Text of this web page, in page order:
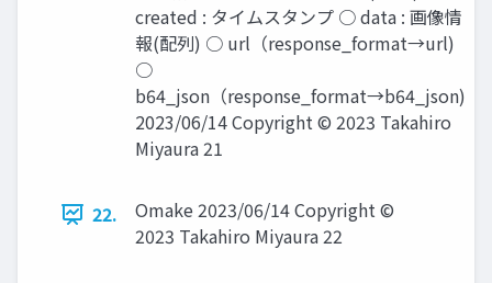
created : タイムスタンプ ○ data : 画像情
報(配列) ○ url（response_format→url)
○
b64_json（response_format→b64_json)
2023/06/14 Copyright © 2023 Takahiro
Miyaura 21
22.
Omake 2023/06/14 Copyright ©
2023 Takahiro Miyaura 22